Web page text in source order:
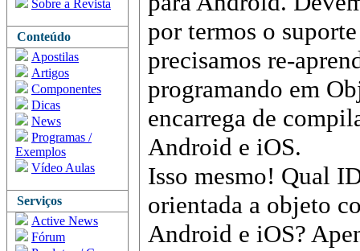
Sobre a Revista
Conteúdo
Apostilas
Artigos
Componentes
Dicas
News
Programas /
Exemplos
Vídeo Aulas
Serviços
Active News
Fórum
por termos o
precisamos re-
programando em
encarrega de
Android e iOS.
Isso mesmo! Qual
orientada a objeto
Android e iOS?